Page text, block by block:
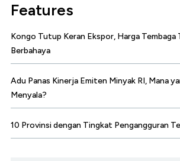
Features
Kongo Tutup Keran Ekspor, Harga Tembaga
Berbahaya
Adu Panas Kinerja Emiten Minyak RI, Mana
Menyala?
10 Provinsi dengan Tingkat Pengangguran